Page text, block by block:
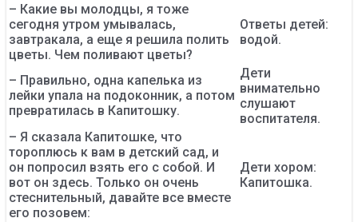
– Какие вы молодцы, я тоже
сегодня утром умывалась,
завтракала, а еще я решила полить
цветы. Чем поливают цветы?
Ответы детей:
водой.
– Правильно, одна капелька из
лейки упала на подоконник, а потом
превратилась в Капитошку.
Дети
внимательно
слушают
воспитателя.
– Я сказала Капитошке, что
тороплюсь к вам в детский сад, и
он попросил взять его с собой. И
вот он здесь. Только он очень
стеснительный, давайте все вместе
его позовем:
Дети хором:
Капитошка.